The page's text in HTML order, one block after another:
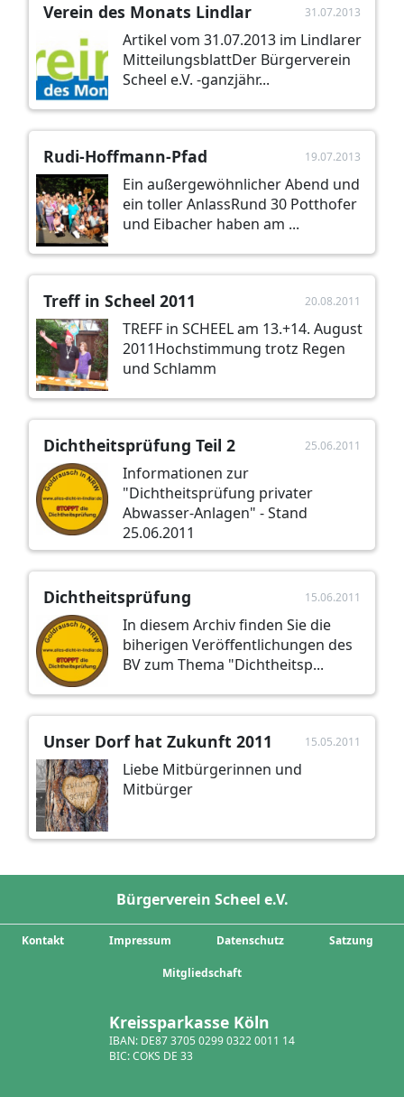
Verein des Monats Lindlar 31.07.2013
Artikel vom 31.07.2013 im Lindlarer
MitteilungsblattDer Bürgerverein
Scheel e.V. -ganzjähr...
Rudi-Hoffmann-Pfad 19.07.2013
Ein außergewöhnlicher Abend und
ein toller AnlassRund 30 Potthofer
und Eibacher haben am ...
Treff in Scheel 2011 20.08.2011
TREFF in SCHEEL am 13.+14. August
2011Hochstimmung trotz Regen
und Schlamm
Dichtheitsprüfung Teil 2 25.06.2011
Informationen zur
"Dichtheitsprüfung privater
Abwasser-Anlagen" - Stand
25.06.2011
Dichtheitsprüfung 15.06.2011
In diesem Archiv finden Sie die
biherigen Veröffentlichungen des
BV zum Thema "Dichtheitsp...
Unser Dorf hat Zukunft 2011 15.05.2011
Liebe Mitbürgerinnen und
Mitbürger
Bürgerverein Scheel e.V.
Kontakt Impressum Datenschutz Satzung
Mitgliedschaft
Kreissparkasse Köln
IBAN: DE87 3705 0299 0322 0011 14
BIC: COKS DE 33